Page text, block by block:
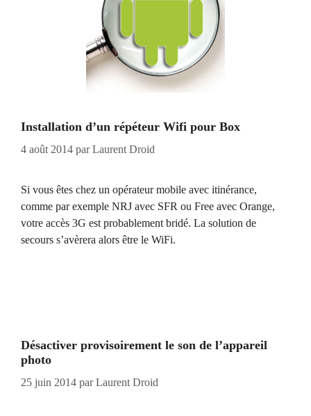
Installation d’un répéteur Wifi pour Box
4 août 2014 parLaurent Droid
Si vous êtes chez un opérateur mobile avec itinérance,
comme par exemple NRJ avec SFR ou Free avec Orange,
votre accès 3G est probablement bridé. La solution de
secours s’avèrera alors être le WiFi.
Désactiver provisoirement le son de l’appareil
photo
25 juin 2014 parLaurent Droid